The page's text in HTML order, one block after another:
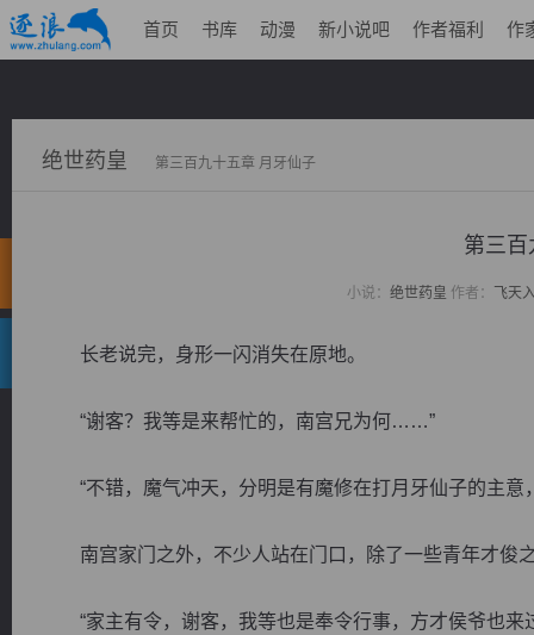
首页 书库 动漫 新小说吧 作者福利 作
绝世药皇 第三百九十五章 月牙仙子
第三百
小说： 绝世药皇 作者： 飞天
长老说完，身形一闪消失在原地。
“谢客？我等是来帮忙的，南宫兄为何……”
“不错，魔气冲天，分明是有魔修在打月牙仙子的主意
南宫家门之外，不少人站在门口，除了一些青年才俊
“家主有令，谢客，我等也是奉令行事，方才侯爷也来